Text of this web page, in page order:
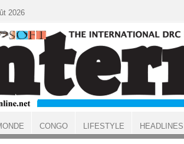
2026
CONGO LIFESTYLE HEADLINES